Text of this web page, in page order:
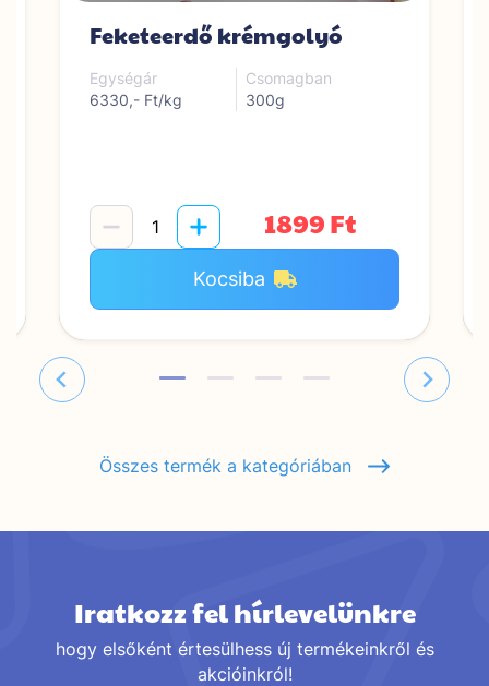
Feketeerdő krémgolyó
Egységár
6330,- Ft/kg
Csomagban
300g
1899 Ft
Kocsiba
Összes termék a kategóriában
Iratkozz fel hírlevelünkre
hogy elsőként értesülhess új termékeinkről és
akcióinkról!